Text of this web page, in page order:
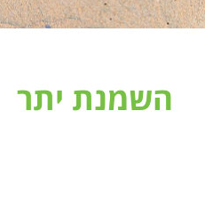
השמנת יתר